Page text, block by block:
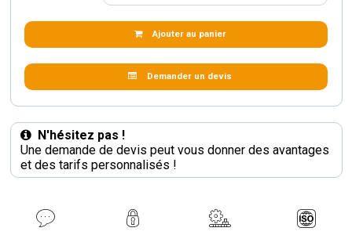
Ajouter au panier
Demander un devis
N'hésitez pas !
Une demande de devis peut vous donner des avantages
et des tarifs personnalisés !